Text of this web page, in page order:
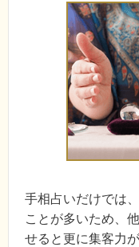
手相占いだけでは
ことが多いため、
せると更に集客力